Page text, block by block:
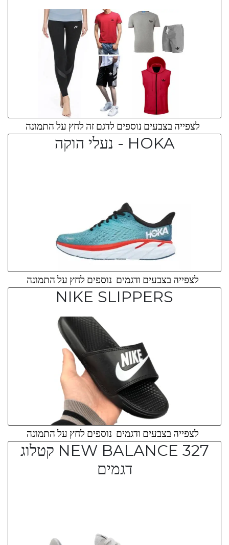
לצפייה בצבעים נוספים לדגם זה לחץ על התמונה
HOKA - נעלי הוקה
לצפייה בצבעים ודגמים נוספים לחץ על התמונה
NIKE SLIPPERS
לצפייה בצבעים ודגמים נוספים לחץ על התמונה
NEW BALANCE 327 קטלוג
דגמים